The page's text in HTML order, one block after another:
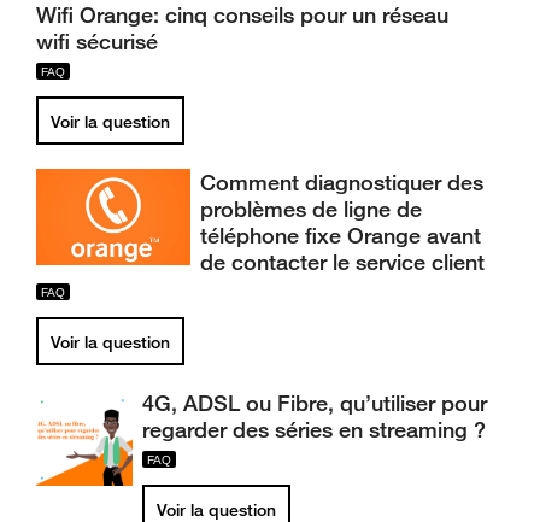
Wifi Orange: cinq conseils pour un réseau
wifi sécurisé
Voir la question
Comment diagnostiquer des
problèmes de ligne de
téléphone fixe Orange avant
de contacter le service client
Voir la question
4G, ADSL ou Fibre, qu’utiliser pour
regarder des séries en streaming ?
Voir la question